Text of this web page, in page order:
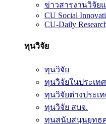
ข่าวสารงานวิจัย
CU Social
CU-Daily
ทุนวิจัย
ทุนวิจัย
ทุนวิจัยในประเทศ
ทุนวิจัยต่างประเ
ทุนวิจัย สบจ.
ทุนสนับสนุนยุทธ